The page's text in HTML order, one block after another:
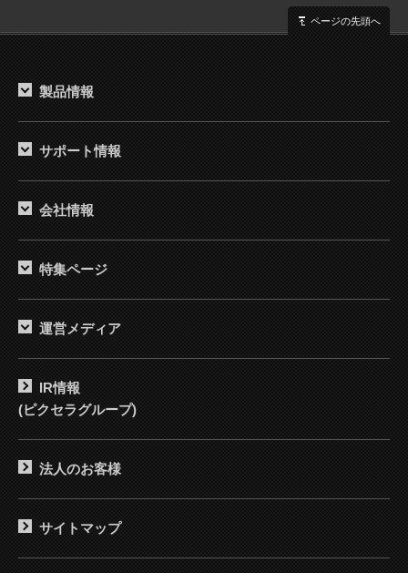
ページの先頭へ
製品情報
サポート情報
会社情報
特集ページ
運営メディア
IR情報
(ピクセラグループ)
法人のお客様
サイトマップ